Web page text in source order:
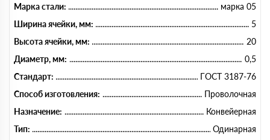
Марка стали:
марка 05
Ширина ячейки, мм:
5
Высота ячейки, мм:
20
Диаметр, мм:
0,5
Стандарт:
ГОСТ 3187-76
Способ изготовления:
Проволочная
Назначение:
Конвейерная
Тип:
Одинарная